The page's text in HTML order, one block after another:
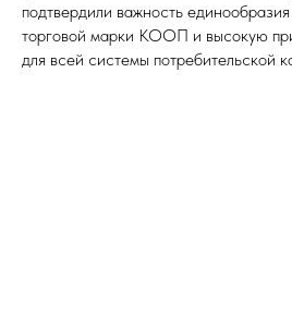
подтвердили важность
торговой марки КООП и высокую
для всей системы потребительской